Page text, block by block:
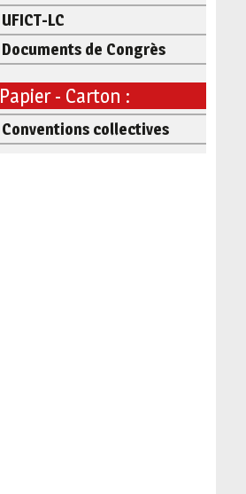
UFICT-LC
Documents de Congrès
Papier - Carton :
Conventions collectives